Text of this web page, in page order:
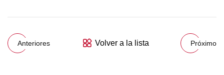
Anteriores Volver a la lista Próximo